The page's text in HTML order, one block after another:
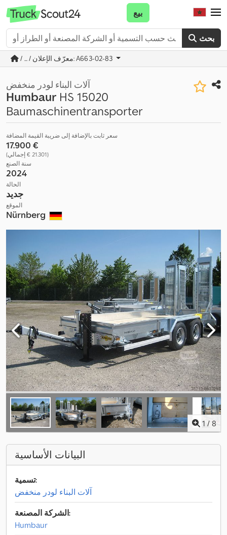
بحث
بيع
/ ... / معرّف الإعلان: A663-02-83
آلات البناء لودر منخفض
Humbaur HS 15020
Baumaschinentransporter
سعر ثابت بالإضافة إلى ضريبة القيمة المضافة
‏17.900 €
(‏21.301 € إجمالي)
سنة الصنع
2024
الحالة
جديد
الموقع
Nürnberg
1 / 8
البيانات الأساسية
تسمية:
آلات البناء لودر منخفض
الشركة المصنعة:
Humbaur